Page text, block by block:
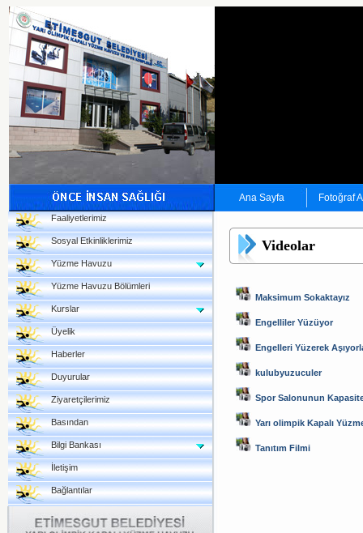
Ana Sayfa Fotoğraf
Faaliyetlerimiz
Sosyal Etkinliklerimiz
Yüzme Havuzu
Yüzme Havuzu Bölümleri
Kurslar
Üyelik
Haberler
Duyurular
Ziyaretçilerimiz
Basından
Bilgi Bankası
İletişim
Bağlantılar
Videolar
Maksimum Sokaktayız
Engelliler Yüzüyor
Engelleri Yüzerek
kulubyuzuculer
Spor Salonunun
Yarı olimpik Kapalı
Tanıtım Filmi